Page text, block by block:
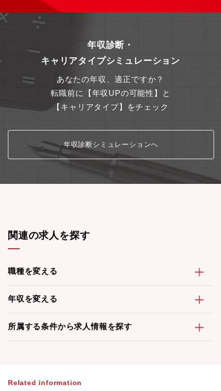
年収診断・
キャリアタイプシミュレーション
あなたの年収、適正ですか？
転職前に【年収UPの可能性】と
【キャリアタイプ】をチェック
年収診断シミュレーションへ
関連の求人を探す
職種を変える
年収を変える
所属する条件から求人情報を探す
Related information